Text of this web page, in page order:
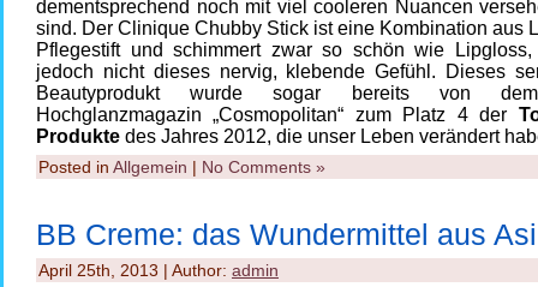
dementsprechend noch mit viel cooleren Nuancen
sind. Der Clinique Chubby Stick ist eine Kombination aus
Pflegestift und schimmert zwar so schön wie Lipgloss,
jedoch nicht dieses nervig, klebende Gefühl. Dieses
Beautyprodukt wurde sogar bereits von
Hochglanzmagazin „Cosmopolitan“ zum Platz 4 der
Produkte des Jahres 2012, die unser Leben verändert
Posted in Allgemein | No Comments »
BB Creme: das Wundermittel aus
April 25th, 2013 | Author: admin